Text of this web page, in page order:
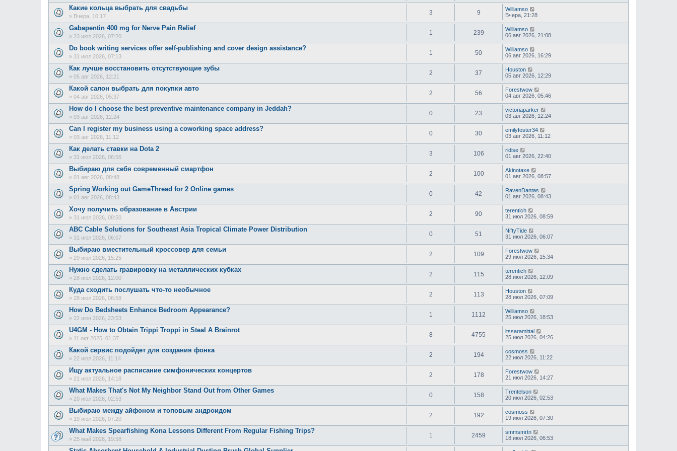
е
н
у
с
о
б
щ
н
и
ю
Какие кольца выбрать для свадьбы
» Вчера, 10:17
3 9
Williamso
Вчера, 21:28
Gabapentin 400 mg for Nerve Pain Relief
» 23 июл 2026, 07:20
1 239
Williamso
06 авг 2026, 21:08
Do book writing services offer self-publishing and cover design assistance?
» 31 июл 2026, 07:13
1 50
Williamso
06 авг 2026, 16:29
Как лучше восстановить отсутствующие зубы
» 05 авг 2026, 12:21
2 37
Houston
05 авг 2026, 12:29
Какой салон выбрать для покупки авто
» 04 авг 2026, 05:37
2 56
Forestwow
04 авг 2026, 05:46
How do I choose the best preventive maintenance company in Jeddah?
» 03 авг 2026, 12:24
0 23
victoriaparker
03 авг 2026, 12:24
Can I register my business using a coworking space address?
» 03 авг 2026, 11:12
0 30
emilyfoster34
03 авг 2026, 11:12
Как делать ставки на Dota 2
» 31 июл 2026, 06:56
3 106
ridise
01 авг 2026, 22:40
Выбираю для себя современный смартфон
» 01 авг 2026, 08:48
2 100
Akinotaxe
01 авг 2026, 08:57
Spring Working out GameThread for 2 Online games
» 01 авг 2026, 08:43
0 42
RavenDantas
01 авг 2026, 08:43
Хочу получить образование в Австрии
» 31 июл 2026, 08:50
2 90
terentich
31 июл 2026, 08:59
ABC Cable Solutions for Southeast Asia Tropical Climate Power Distribution
» 31 июл 2026, 06:07
0 51
NiftyTide
31 июл 2026, 06:07
Выбираю вместительный кроссовер для семьи
» 29 июл 2026, 15:25
2 109
Forestwow
29 июл 2026, 15:34
Нужно сделать гравировку на металлических кубках
» 28 июл 2026, 12:00
2 115
terentich
28 июл 2026, 12:09
Куда сходить послушать что-то необычное
» 28 июл 2026, 06:59
2 113
Houston
28 июл 2026, 07:09
How Do Bedsheets Enhance Bedroom Appearance?
» 22 июн 2026, 23:53
1 1112
Williamso
25 июл 2026, 18:53
U4GM - How to Obtain Trippi Troppi in Steal A Brainrot
» 11 окт 2025, 01:37
8 4755
itssaramittal
25 июл 2026, 04:26
Какой сервис подойдет для создания фонка
» 22 июл 2026, 11:14
2 194
cosmoss
22 июл 2026, 11:22
Ищу актуальное расписание симфонических концертов
» 21 июл 2026, 14:18
2 178
Forestwow
21 июл 2026, 14:27
What Makes That's Not My Neighbor Stand Out from Other Games
» 20 июл 2026, 02:53
0 158
Trentelson
20 июл 2026, 02:53
Выбираю между айфоном и топовым андроидом
» 19 июл 2026, 07:20
2 192
cosmoss
19 июл 2026, 07:30
What Makes Spearfishing Kona Lessons Different From Regular Fishing Trips?
» 25 май 2026, 19:58
1 2459
smmsmrtn
18 июл 2026, 06:53